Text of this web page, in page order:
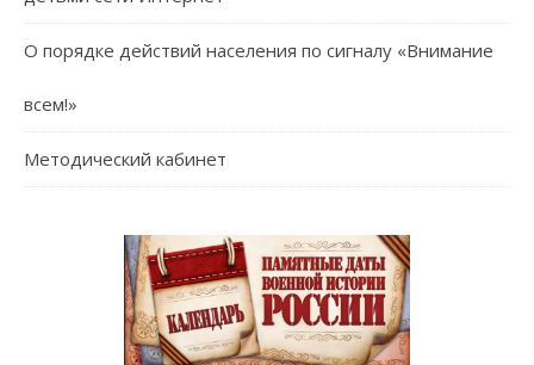
О порядке действий населения по сигналу «Внимание
всем!»
Методический кабинет